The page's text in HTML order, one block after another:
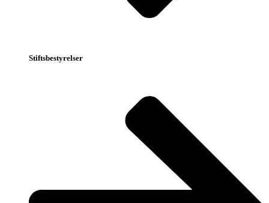
Stiftsbestyrelser